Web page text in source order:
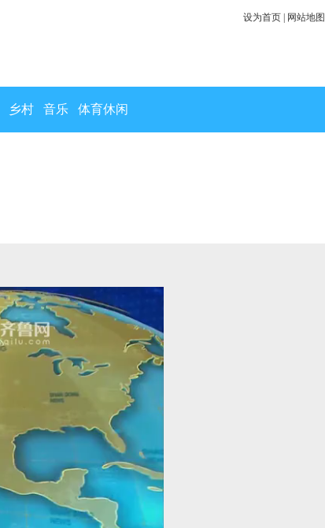
设为首页 网站地图
乡村 音乐 体育休闲